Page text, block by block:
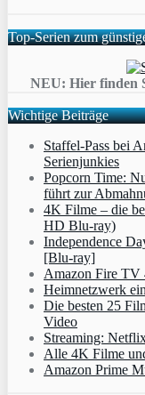
Top-Serien zum
NEU: Hier finden
Wichtige Beiträge
Staffel-Pass bei
Serienjunkies
Popcorn Time:
führt zur
4K Filme – die
HD Blu-ray)
Independence
[Blu-ray]
Amazon Fire TV
Heimnetzwerk
Die besten 25
Video
Streaming:
Alle 4K Filme
Amazon Prime